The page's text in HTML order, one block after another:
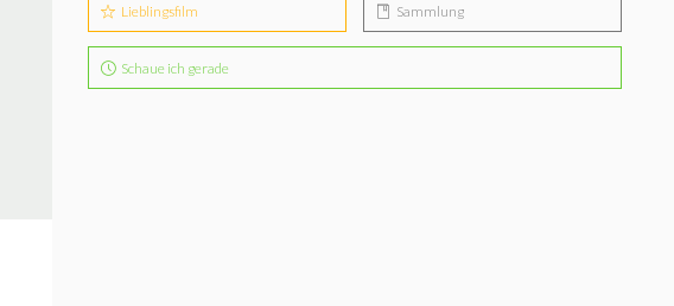
Lieblingsfilm Sammlung
Schaue ich gerade